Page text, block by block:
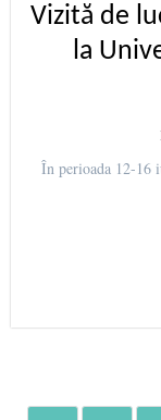
Vizită de
la
În perioada 12-16